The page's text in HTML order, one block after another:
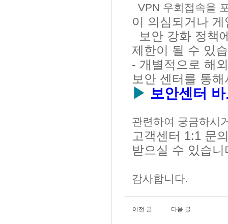
VPN 우회접속을
이 의심되거나
보안 강화 정책
제한이 될 수 있
- 개별적으로 해
보안 센터를 통
▶ 보안센터
관련하여 궁금하시
고객센터 1:1 문
받으실 수 있습니
감사합니다.
이전 글 다음 글